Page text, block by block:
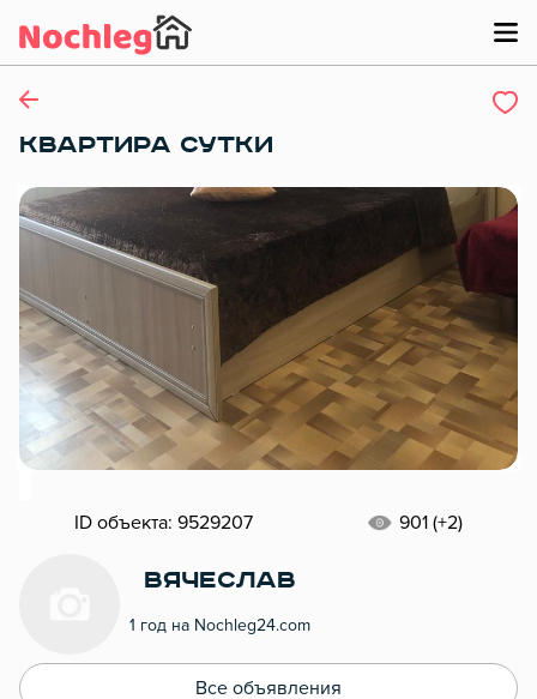
КВАРТИРА СУТКИ
ID объекта: 9529207 901 (+2)
Вячеслав
1 год на Nochleg24.com
Все объявления